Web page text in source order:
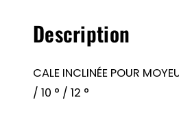
–
/
10
Description
CALE INCLINÉE POUR
/ 10 ° / 12 °